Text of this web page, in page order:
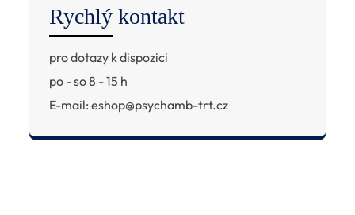
Rychlý kontakt
pro dotazy k dispozici
po - so 8 - 15 h
E-mail: eshop@psychamb-trt.cz